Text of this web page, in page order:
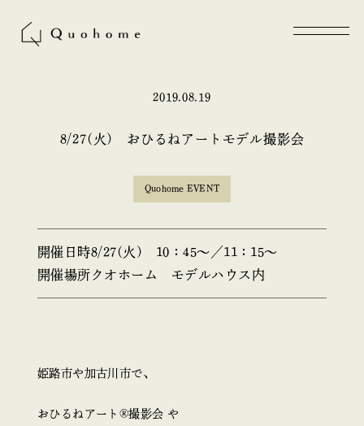
2019.08.19
8/27(火) おひるねアートモデル撮影会
Quohome EVENT
開催日時8/27(火) 10：45～／11：15～
開催場所 クオホーム モデルハウス内
姫路市や加古川市で、
おひるねアート®︎撮影会 や